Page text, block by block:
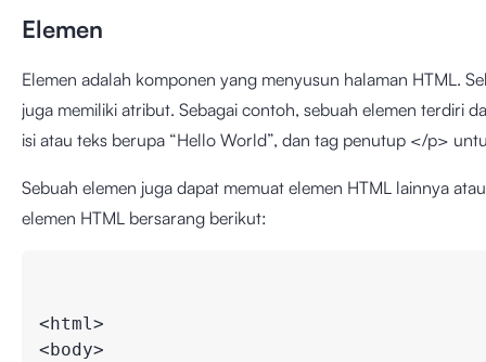
Elemen
Elemen adalah komponen yang menyusun halaman HTML.
juga memiliki atribut. Sebagai contoh, sebuah elemen terdiri
isi atau teks berupa “Hello World”, dan tag penutup </p>
Sebuah elemen juga dapat memuat elemen HTML lainnya
elemen HTML bersarang berikut:
<html>
<body>